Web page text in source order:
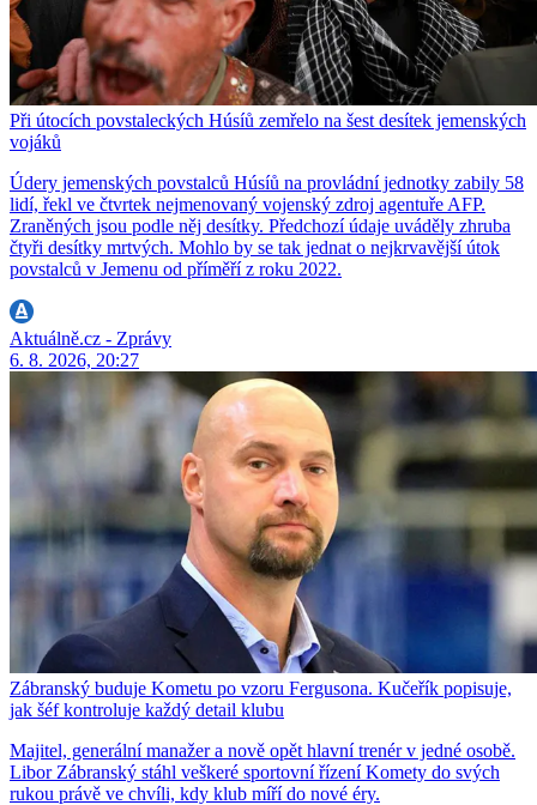
Při útocích povstaleckých Húsíů zemřelo na šest desítek jemenských
vojáků
Údery jemenských povstalců Húsíů na provládní jednotky zabily 58
lidí, řekl ve čtvrtek nejmenovaný vojenský zdroj agentuře AFP.
Zraněných jsou podle něj desítky. Předchozí údaje uváděly zhruba
čtyři desítky mrtvých. Mohlo by se tak jednat o nejkrvavější útok
povstalců v Jemenu od příměří z roku 2022.
Aktuálně.cz - Zprávy
6. 8. 2026, 20:27
Zábranský buduje Kometu po vzoru Fergusona. Kučeřík popisuje,
jak šéf kontroluje každý detail klubu
Majitel, generální manažer a nově opět hlavní trenér v jedné osobě.
Libor Zábranský stáhl veškeré sportovní řízení Komety do svých
rukou právě ve chvíli, kdy klub míří do nové éry.